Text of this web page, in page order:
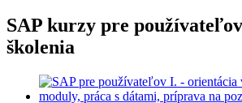
SAP kurzy pre
školenia